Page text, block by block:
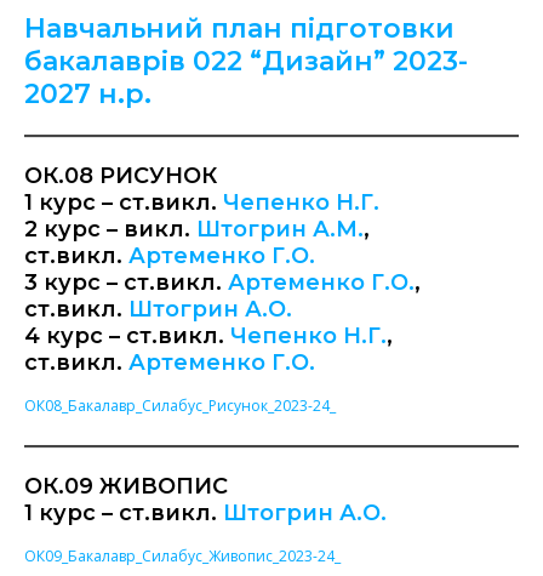
Навчальний план підготовки
бакалаврів 022 “Дизайн” 2023-
2027 н.р.
ОК.08 РИСУНОК
1 курс – ст.викл. Чепенко Н.Г.
2 курс – викл. Штогрин А.М.,
ст.викл. Артеменко Г.О.
3 курс – ст.викл. Артеменко Г.О.,
ст.викл. Штогрин А.О.
4 курс – ст.викл. Чепенко Н.Г.,
ст.викл. Артеменко Г.О.
ОК08_Бакалавр_Силабус_Рисунок_2023-24_
ОК.09 ЖИВОПИС
1 курс – ст.викл. Штогрин А.О.
ОК09_Бакалавр_Силабус_Живопис_2023-24_